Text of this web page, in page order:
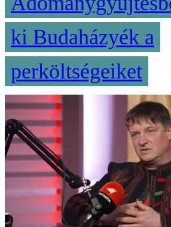
ki Budaházyék a
perköltségeiket